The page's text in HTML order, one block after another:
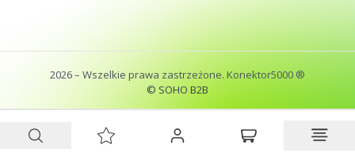
2026– Wszelkie prawa zastrzeżone. Konektor5000 ®
© SOHO B2B